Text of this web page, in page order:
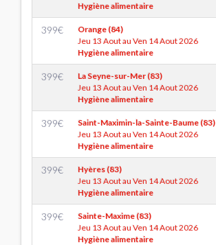
Hygiène alimentaire
399€
Orange (84)
Jeu 13 Aout au Ven 14 Aout 2026
Hygiène alimentaire
399€
La Seyne-sur-Mer (83)
Jeu 13 Aout au Ven 14 Aout 2026
Hygiène alimentaire
399€
Saint-Maximin-la-Sainte-Baume (83)
Jeu 13 Aout au Ven 14 Aout 2026
Hygiène alimentaire
399€
Hyères (83)
Jeu 13 Aout au Ven 14 Aout 2026
Hygiène alimentaire
399€
Sainte-Maxime (83)
Jeu 13 Aout au Ven 14 Aout 2026
Hygiène alimentaire